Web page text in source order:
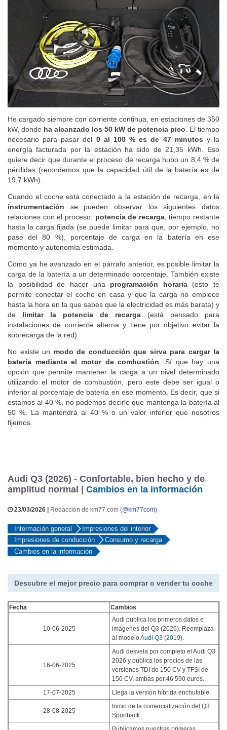
He cargado siempre con corriente continua, en estaciones de 350
kW, donde ha alcanzado los 50 kW de potencia pico . El tiempo
necesario para pasar del 0 al 100 % es de 47 minutos y la
energía facturada por la estación ha sido de 21,35 kWh. Eso
quiere decir que durante el proceso de recarga hubo un 8,4 % de
pérdidas (recordemos que la capacidad útil de la batería es de
19,7 kWh).
Cuando el coche está conectado a la estación de recarga, en la
instrumentación se pueden observar los siguientes datos
relaciones con el proceso: potencia de recarga, tiempo restante
hasta la carga fijada (se puede limitar para que, por ejemplo, no
pase del 80 %), porcentaje de carga en la batería en ese
momento y autonomía estimada.
Como ya he avanzado en el párrafo anterior, es posible limitar la
carga de la batería a un determinado porcentaje. También existe
la posibilidad de hacer una programación horaria(esto te
permite conectar el coche en casa y que la carga no empiece
hasta la hora en la que sabes que la electricidad es más barata) y
de limitar la potencia de recarga (está pensado para
instalaciones de corriente alterna y tiene por objetivo evitar la
sobrecarga de la red).
No existe un modo de conducción que sirva para cargar la
batería mediante el motor de combustión . Sí que hay una
opción que permite mantener la carga a un nivel determinado
utilizando el motor de combustión, pero este debe ser igual o
inferior al porcentaje de batería en ese momento. Es decir, que si
estamos al 40 %, no podemos decirle que mantenga la batería al
50 %. La mantendrá al 40 % o un valor inferior que nosotros
fijemos.
Audi Q3 (2026) - Confortable, bien hecho y de
amplitud normal | Cambios en la información
23/03/2026 | Redacción de km77.com (@km77com)
Información general
Impresiones del interior
Impresiones de conducción
Consumo y recarga
Cambios en la información
Descubre el mejor precio para comprar o vender tu coche
Fecha Cambios
10-06-2025
Audi publica los primeros datos e
imágenes del Q3 (2026). Reemplaza
al modeloAudi Q3 (2019).
16-06-2025
Audi desvela por completo el Audi Q3
2026 y publica los precios de las
versiones TDI de 150 CV y TFSI de
150 CV, ambas por 46 590 euros.
17-07-2025
Llega la versión híbrida enchufable.
28-08-2025
Inicio de la comercialización del Q3
Sportback